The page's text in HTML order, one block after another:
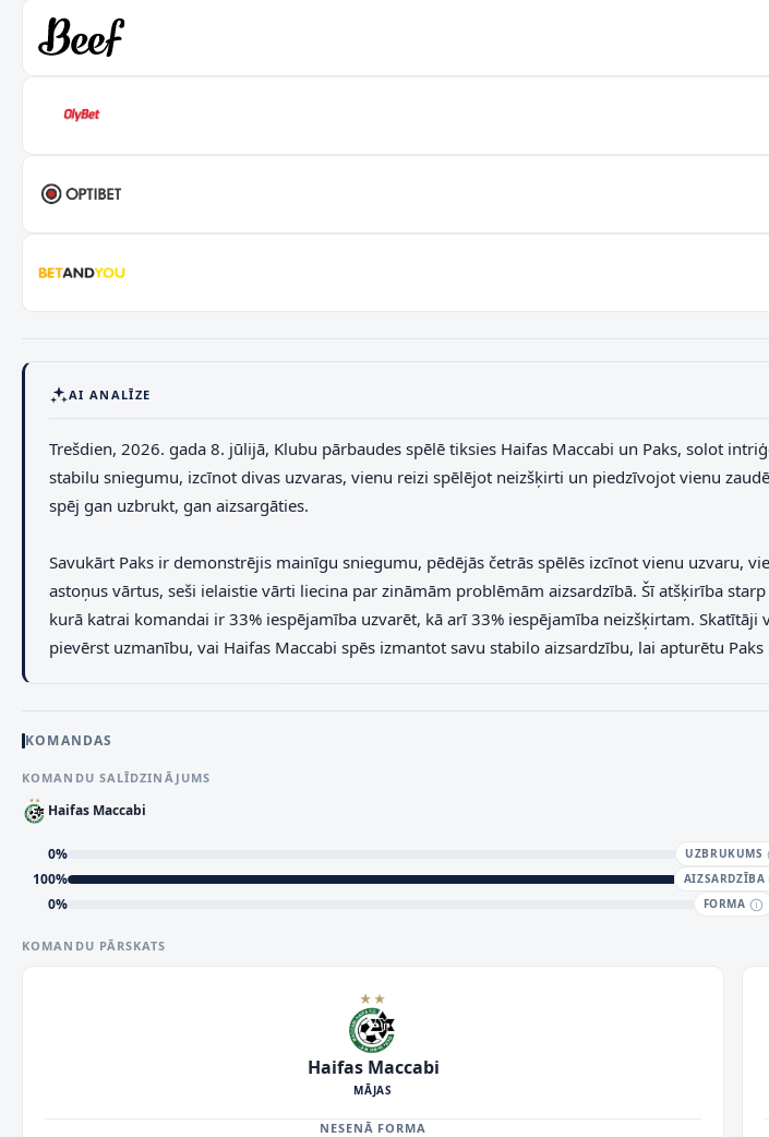
AI ANALĪZE
Trešdien, 2026. gada 8. jūlijā, Klubu pārbaudes spēlē tiksies Haifas Maccabi un Paks, solot
stabilu sniegumu, izcīnot divas uzvaras, vienu reizi spēlējot neizšķirti un piedzīvojot vienu
spēj gan uzbrukt, gan aizsargāties.
Savukārt Paks ir demonstrējis mainīgu sniegumu, pēdējās četrās spēlēs izcīnot vienu uzvaru,
astoņus vārtus, seši ielaistie vārti liecina par zināmām problēmām aizsardzībā. Šī atšķirība
kurā katrai komandai ir 33% iespējamība uzvarēt, kā arī 33% iespējamība neizšķirtam.
pievērst uzmanību, vai Haifas Maccabi spēs izmantot savu stabilo aizsardzību, lai apturētu
KOMANDAS
KOMANDU SALĪDZINĀJUMS
Haifas Maccabi
0% UZBRUKUMS
100% AIZSARDZĪBA
0% FORMA
KOMANDU PĀRSKATS
Haifas Maccabi
MĀJAS
NESENĀ FORMA